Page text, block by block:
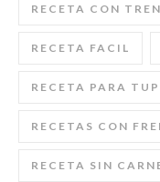
RECETA CON
RECETA FACIL
RECETA PARA
RECETAS CON
RECETA SIN